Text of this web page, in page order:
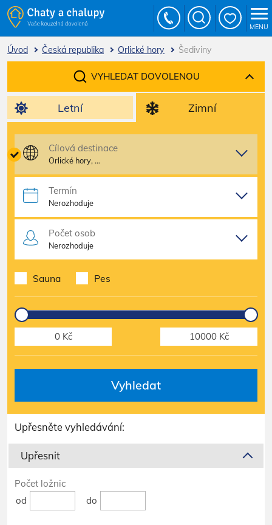
Úvod Česká republika Orlické hory Šediviny
VYHLEDAT DOVOLENOU
Letní Zimní
Cílová destinace
Orlické hory, …
Termín
Nerozhoduje
Počet osob
Nerozhoduje
Sauna Pes
Vyhledat
Upřesněte vyhledávání:
Upřesnit
Počet ložnic
od
do
MENU